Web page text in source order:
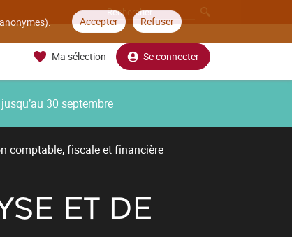
Accepter Refuser
Ma sélection Se connecter
30 septembre
comptable, fiscale et financière
ET DE